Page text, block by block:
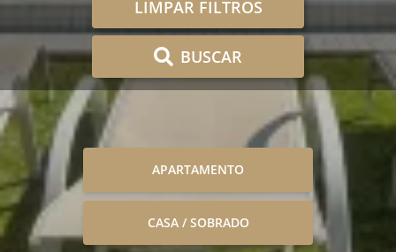
LIMPAR FILTROS
BUSCAR
APARTAMENTO
CASA / SOBRADO